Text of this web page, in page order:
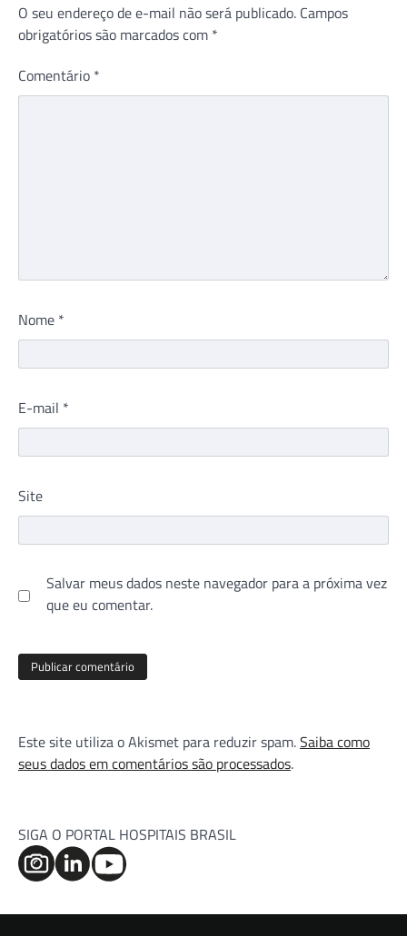
O seu endereço de e-mail não será publicado. Campos
obrigatórios são marcados com *
Comentário *
Nome *
E-mail *
Site
Salvar meus dados neste navegador para a próxima vez
que eu comentar.
Este site utiliza o Akismet para reduzir spam.Saiba como
seus dados em comentários são processados.
SIGA O PORTAL HOSPITAIS BRASIL